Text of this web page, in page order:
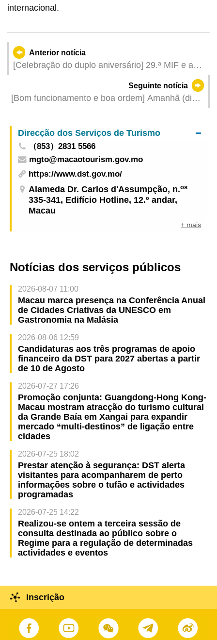
internacional.
Anterior notícia
[Celebração do duplo aniversário] 29.ª MIF e a
2024MFE terão lugar no dia 16 de Outubro com
"nova tentativa" para potenciar o papel promotor
das exposições
Seguinte notícia
[Bom funcionamento e boa ordem] Amanhã (dia
Taipa”
Direcção dos Serviços de Turismo
（853）2831 5566
mgto@macaotourism.gov.mo
https://www.dst.gov.mo/
Alameda Dr. Carlos d'Assumpção, n.os
335-341, Edifício Hotline, 12.º andar,
Macau
+ mais
Notícias dos serviços públicos
2026-08-07 11:00
Macau marca presença na Conferência Anual
de Cidades Criativas da UNESCO em
Gastronomia na Malásia
2026-08-06 12:59
Candidaturas aos três programas de apoio
financeiro da DST para 2027 abertas a partir
de 10 de Agosto
2026-07-27 17:26
Promoção conjunta: Guangdong-Hong Kong-
Macau mostram atracção do turismo cultural
da Grande Baía em Xangai para expandir
mercado “multi-destinos” de ligação entre
cidades
2026-07-25 18:02
Prestar atenção à segurança: DST alerta
visitantes para acompanharem de perto
informações sobre o tufão e actividades
programadas
2026-07-25 14:22
Realizou-se ontem a terceira sessão de
consulta destinada ao público sobre o
Regime para a regulação de determinadas
actividades e eventos
Inscrição